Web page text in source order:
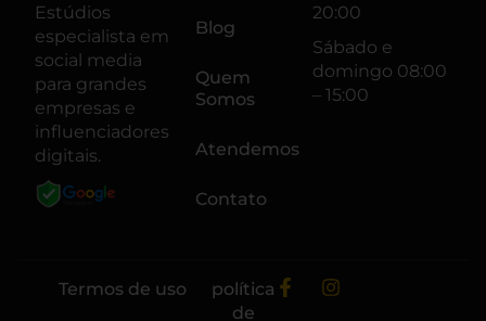
Estúdios
especialista em
social media
para grandes
empresas e
influenciadores
digitais.
Blog
Quem
Somos
Atendemos
Contato
20:00
Sábado e
domingo 08:00
– 15:00
Termos de uso
política
de